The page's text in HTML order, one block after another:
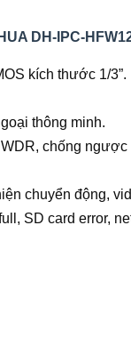
DH-IPC-
kích thước 1/3”.
thông minh.
chống
chuyển động,
SD card error,